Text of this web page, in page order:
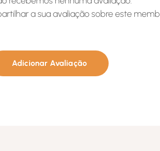
a sua avaliação sobre este
Adicionar Avaliação